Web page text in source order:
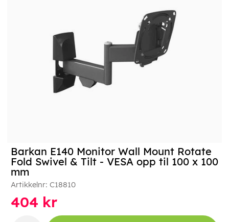
Barkan E140 Monitor Wall Mount Rotate
Fold Swivel & Tilt - VESA opp til 100 x 100
mm
Artikkelnr: C18810
404 kr